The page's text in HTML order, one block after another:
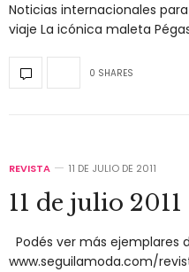
Noticias internacionales
viaje La icónica maleta
0 SHARES
REVISTA 11 DE JULIO DE 2011
11 de julio 2011
Podés ver más ejemplares
www.seguilamoda.com/